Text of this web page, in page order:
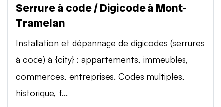
Serrure à code / Digicode à Mont-
Tramelan
Installation et dépannage de digicodes (serrures
à code) à {city} : appartements, immeubles,
commerces, entreprises. Codes multiples,
historique, f...